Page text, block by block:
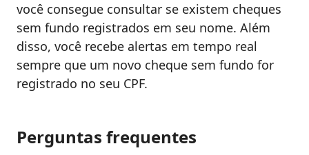
você consegue consultar se existem cheques
sem fundo registrados em seu nome. Além
disso, você recebe alertas em tempo real
sempre que um novo cheque sem fundo for
registrado no seu CPF.
Perguntas frequentes